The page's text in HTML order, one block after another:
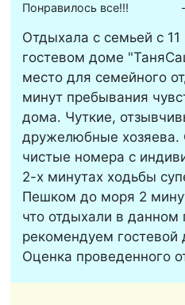
Понравилось все!!!
Отдыхала с семьей с
гостевом доме
место для семейного
минут пребывания
дома. Чуткие,
дружелюбные хозяева.
чистые номера с
2-х минутах ходьбы
Пешком до моря 2
что отдыхали в
рекомендуем
Оценка